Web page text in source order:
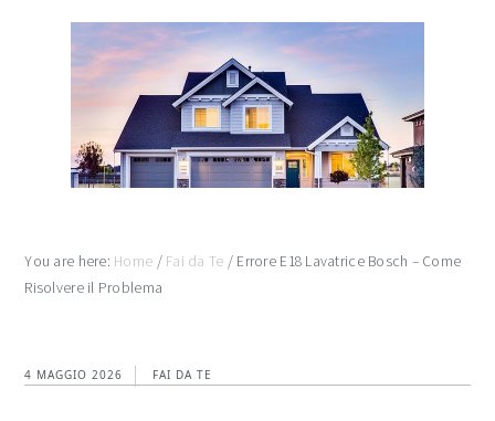
You are here: Home / Fai da Te / Errore E18 Lavatrice Bosch​​​ – Come
Risolvere il Problema
4 MAGGIO 2026 FAI DA TE